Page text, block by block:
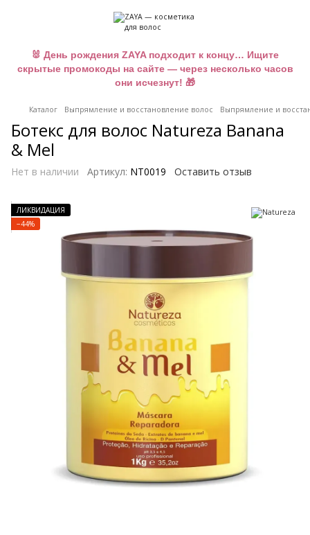
🐰 День рождения ZAYA подходит к концу… Ищите
скрытые промокоды на сайте — через несколько часов
они исчезнут! 🎁
Каталог Выпрямление и восстановление волос Выпрямление и
Ботекс для волос Natureza Banana
& Mel
Нет в наличии Артикул: NT0019 Оставить отзыв
ЛИКВИДАЦИЯ
−44%